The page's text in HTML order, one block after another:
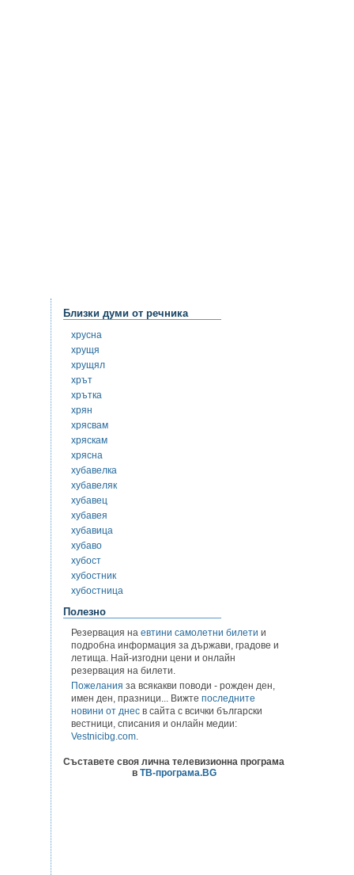
Близки думи от речника
хрусна
хрущя
хрущял
хрът
хрътка
хрян
хрясвам
хряскам
хрясна
хубавелка
хубавеляк
хубавец
хубавея
хубавица
хубаво
хубост
хубостник
хубостница
Полезно
Резервация на евтини самолетни билети и
подробна информация за държави, градове и
летища. Най-изгодни цени и онлайн
резервация на билети.
Пожелания за всякакви поводи - рожден ден,
имен ден, празници... Вижте последните
новини от днес в сайта с всички български
вестници, списания и онлайн медии:
Vestnicibg.com.
Съставете своя лична телевизионна програма
в ТВ-програма.BG